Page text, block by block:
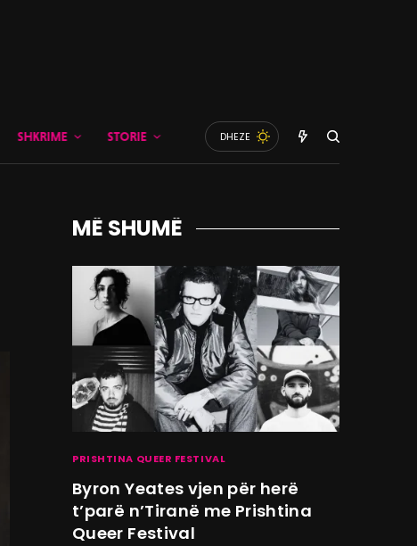
SHKRIME STORIE DHEZE
MË SHUMË
PRISHTINA QUEER FESTIVAL
Byron Yeates vjen për herë
t’parë n’Tiranë me Prishtina
Queer Festival